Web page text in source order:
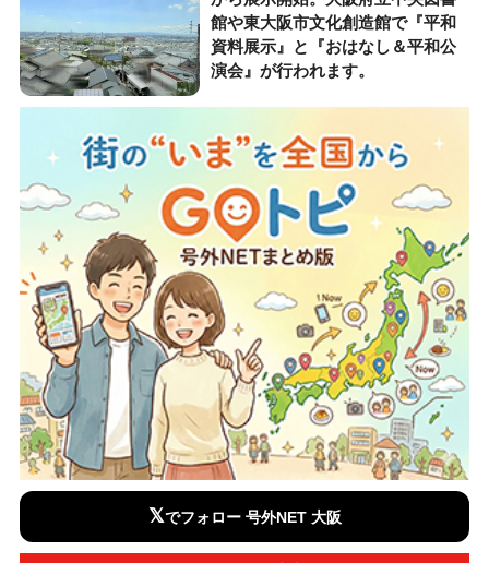
館や東大阪市文化創造館で『平和
資料展示』と『おはなし＆平和公
演会』が行われます。
𝕏でフォロー 号外NET 大阪